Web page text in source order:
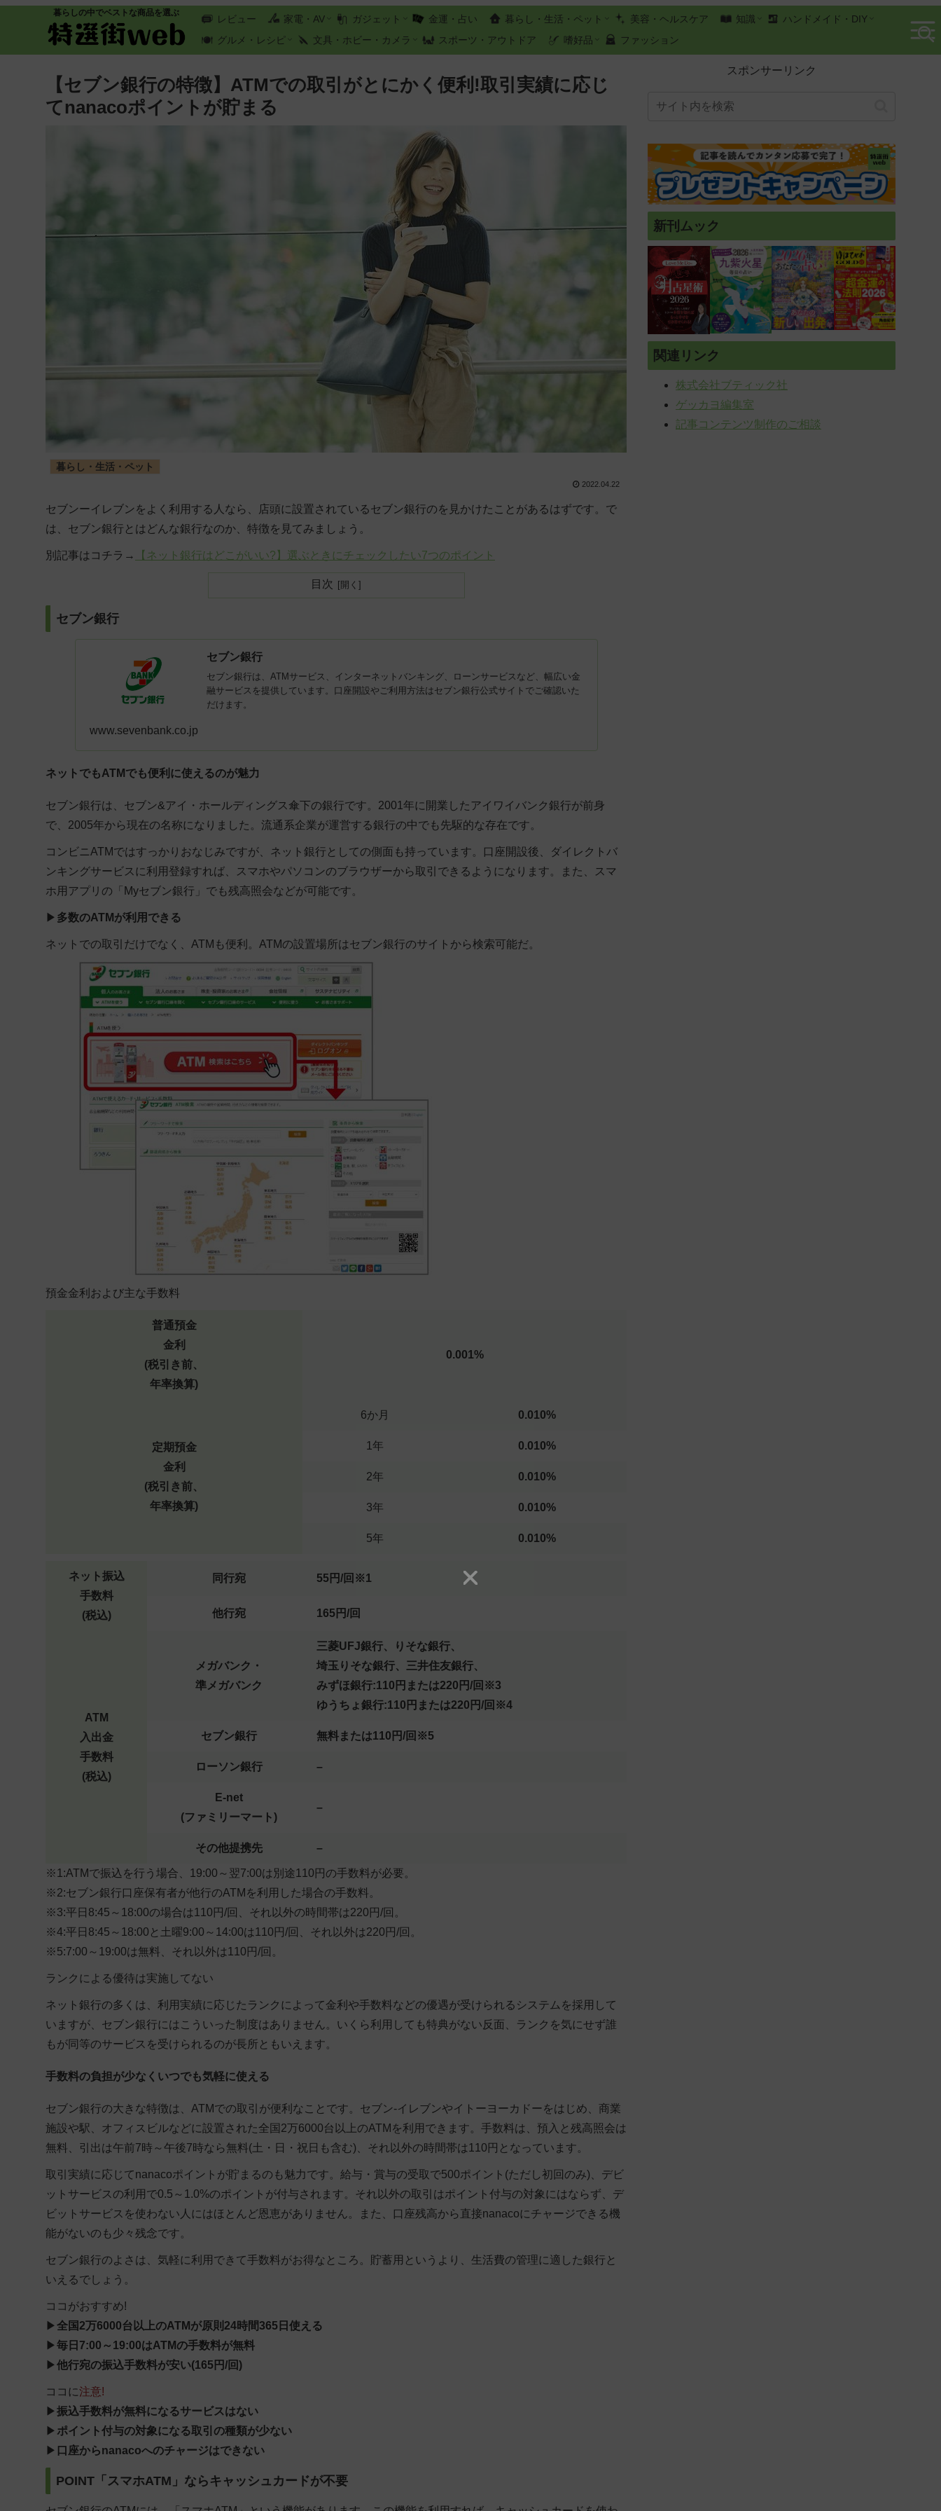
暮らしの中でベストな商品を選ぶ
レビュー 家電・AV ガジェット 金運・占い 暮らし・生活・ペット 美容・ヘルスケア 知識
ハンドメイド・DIY
グルメ・レシピ
文具・ホビー・カメラ スポーツ・アウトドア 嗜好品 ファッション
【セブン銀行の特徴】ATMでの取引がとにかく便利!取引実績に応じ
てnanacoポイントが貯まる
暮らし・生活・ペット
2022.04.22
セブンーイレブンをよく利用する人なら、店頭に設置されているセブン銀行のを見かけたことがあるはずです。で
は、セブン銀行とはどんな銀行なのか、特徴を見てみましょう。
別記事はコチラ→ 【ネット銀行はどこがいい?】選ぶときにチェックしたい7つのポイント
目次
セブン銀行
セブン銀行
セブン銀行は、ATMサービス、インターネットバンキング、ローンサービスなど、幅広い金
融サービスを提供しています。口座開設やご利用方法はセブン銀行公式サイトでご確認いた
だけます。
www.sevenbank.co.jp
ネットでもATMでも便利に使えるのが魅力
セブン銀行は、セブン&アイ・ホールディングス傘下の銀行です。2001年に開業したアイワイバンク銀行が前身
で、2005年から現在の名称になりました。流通系企業が運営する銀行の中でも先駆的な存在です。
コンビニATMではすっかりおなじみですが、ネット銀行としての側面も持っています。口座開設後、ダイレクトバ
ンキングサービスに利用登録すれば、スマホやパソコンのブラウザーから取引できるようになります。
また、スマ
ホ用アプリの「Myセブン銀行」でも残高照会などが可能です。
▶ 多数のATMが利用できる
ネットでの取引だけでなく、ATMも便利。ATMの設置場所はセブン銀行のサイトから検索可能だ。
預金金利および主な手数料
普通預金
金利
(税引き前、
年率換算)
0.001%
定期預金
金利
(税引き前、
年率換算)
6か月 0.010%
1年 0.010%
2年 0.010%
3年 0.010%
5年 0.010%
ネット振込
手数料
(税込)
同行宛 55円/回※1
他行宛 165円/回
ATM
入出金
手数料
(税込)
メガバンク・
準メガバンク
三菱UFJ銀行、りそな銀行、
埼玉りそな銀行、三井住友銀行、
みずほ銀行:110円または220円/回※3
ゆうちょ銀行:110円または220円/回※4
セブン銀行 無料または110円/回※5
ローソン銀行 –
E-net
(ファミリーマート)
–
その他提携先 –
※1:ATMで振込を行う場合、19:00～翌7:00は別途110円の手数料が必要。
※2:セブン銀行口座保有者が他行のATMを利用した場合の手数料。
※3:平日8:45～18:00の場合は110円/回、それ以外の時間帯は220円/回。
※4:平日8:45～18:00と土曜9:00～14:00は110円/回、それ以外は220円/回。
※5:7:00～19:00は無料、それ以外は110円/回。
ランクによる優待は実施してない
ネット銀行の多くは、利用実績に応じたランクによって金利や手数料などの優遇が受けられるシステムを採用して
いますが、セブン銀行にはこういった制度はありません。いくら利用しても特典がない反面、ランクを気にせず誰
もが同等のサービスを受けられるのが長所ともいえます。
手数料の負担が少なくいつでも気軽に使える
セブン銀行の大きな特徴は、ATMでの取引が便利なことです。セブン-イレブンやイトーヨーカドーをはじめ、商業
施設や駅、オフィスビルなどに設置された全国2万6000台以上のATMを利用できます。手数料は、預入と残高照会は
無料、引出は午前7時～午後7時なら無料(土・日・祝日も含む)、それ以外の時間帯は110円となっています。
取引実績に応じてnanacoポイントが貯まるのも魅力です。給与・賞与の受取で500ポイント(ただし初回のみ)、デビ
ットサービスの利用で0.5～1.0%のポイントが付与されます。それ以外の取引はポイント付与の対象にはならず、デ
ビットサービスを使わない人にはほとんど恩恵がありません。また、口座残高から直接nanacoにチャージできる機
能がないのも少々残念です。
セブン銀行のよさは、気軽に利用できて手数料がお得なところ。貯蓄用というより、生活費の管理に適した銀行と
いえるでしょう。
ココがおすすめ!
▶全国2万6000台以上のATMが原則24時間365日使える
▶毎日7:00～19:00はATMの手数料が無料
▶他行宛の振込手数料が安い(165円/回)
ココに注意!
▶振込手数料が無料になるサービスはない
▶ ポイント付与の対象になる取引の種類が少ない
▶ 口座からnanacoへのチャージはできない
POINT「スマホATM」ならキャッシュカードが不要
スポンサーリンク
新刊ムック
関連リンク
株式会社ブティック社
ゲッカヨ編集室
記事コンテンツ制作のご相談